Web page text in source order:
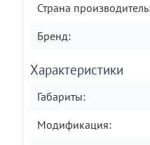
Страна
Бренд:
Характеристики
Габариты:
Модификация: